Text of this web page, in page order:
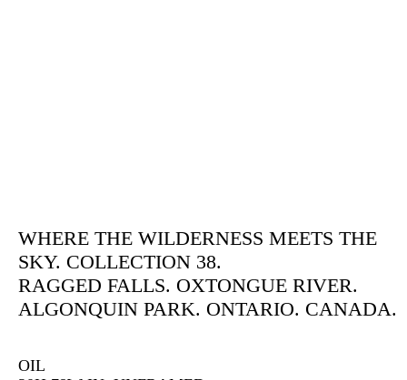
WHERE THE WILDERNESS MEETS THE
SKY. COLLECTION 38.
RAGGED FALLS. OXTONGUE RIVER.
ALGONQUIN PARK. ONTARIO. CANADA.
OIL